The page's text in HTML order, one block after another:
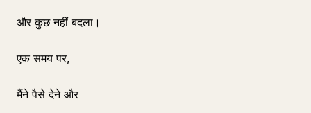
और कुछ नहीं बदला।
एक समय पर,
मैंने पैसे देने और